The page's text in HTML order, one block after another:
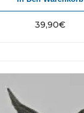
39,90€